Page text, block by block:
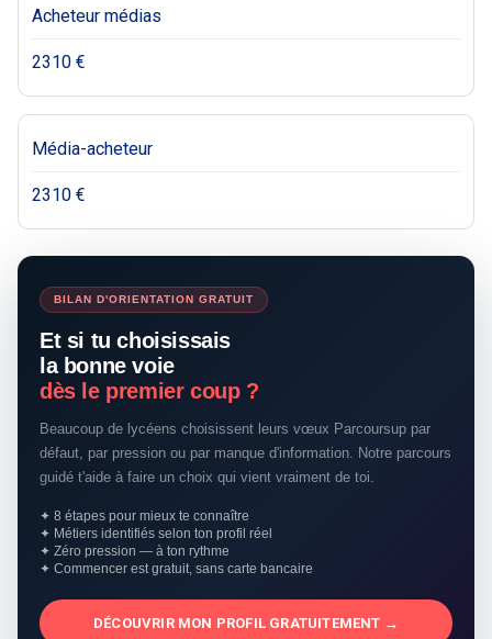
Acheteur médias
2310 €
Média-acheteur
2310 €
BILAN D'ORIENTATION GRATUIT
Et si tu choisissais
la bonne voie
dès le premier coup ?
Beaucoup de lycéens choisissent leurs vœux Parcoursup par
défaut, par pression ou par manque d'information. Notre parcours
guidé t'aide à faire un choix qui vient vraiment de toi.
✦ 8 étapes pour mieux te connaître
✦ Métiers identifiés selon ton profil réel
✦ Zéro pression — à ton rythme
✦ Commencer est gratuit, sans carte bancaire
DÉCOUVRIR MON PROFIL GRATUITEMENT →